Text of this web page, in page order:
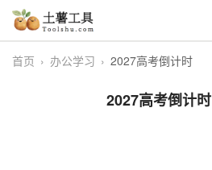
视频处理
首页 › 办公学习 › 2027高考倒计时
2027高考倒计时